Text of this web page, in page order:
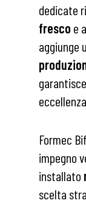
dedicate
fresco e
aggiunge
Formec
impegno
installato
scelta